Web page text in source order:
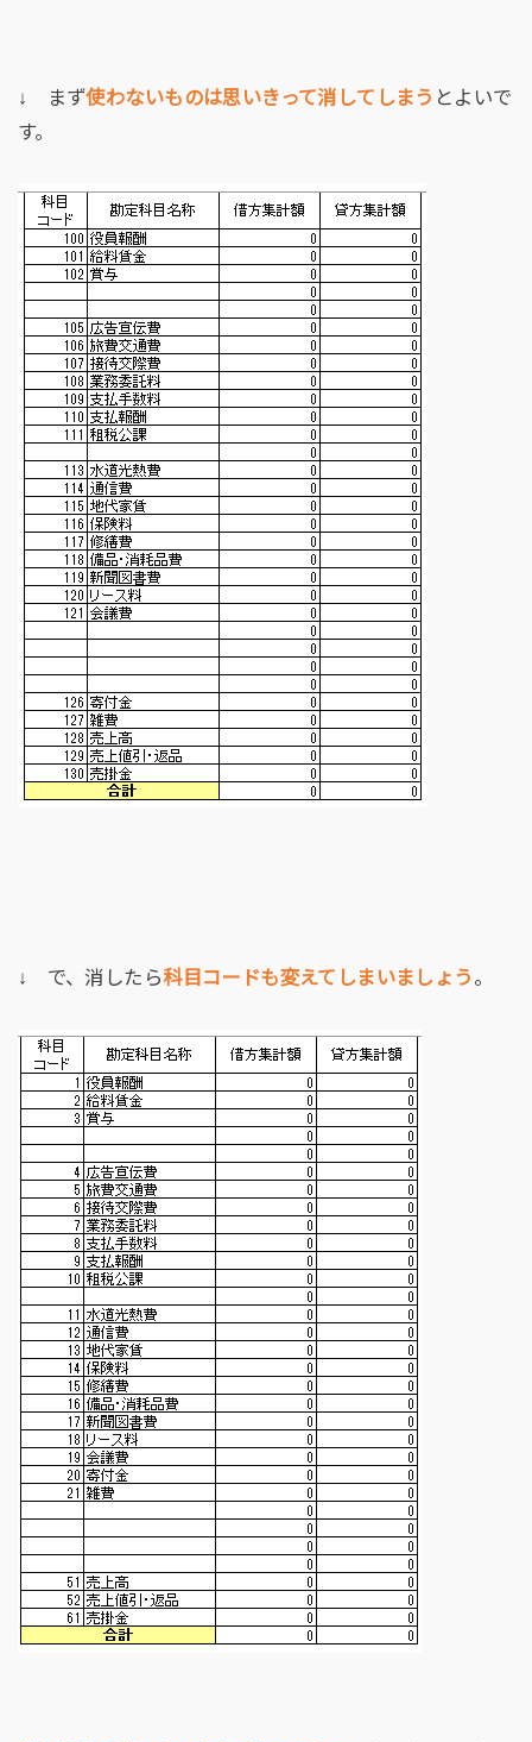
↓ まず使わないものは思いきって消してしまう とよいで
す。
↓ で、消したら科目コードも変えてしまいましょう 。